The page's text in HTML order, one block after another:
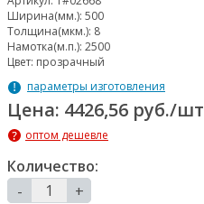
Ширина(мм.): 500
Толщина(мкм.): 8
Намотка(м.п.): 2500
Цвет: прозрачный
параметры изготовления
Цена: 4426,56 руб./шт
оптом дешевле
Количество:
-
+